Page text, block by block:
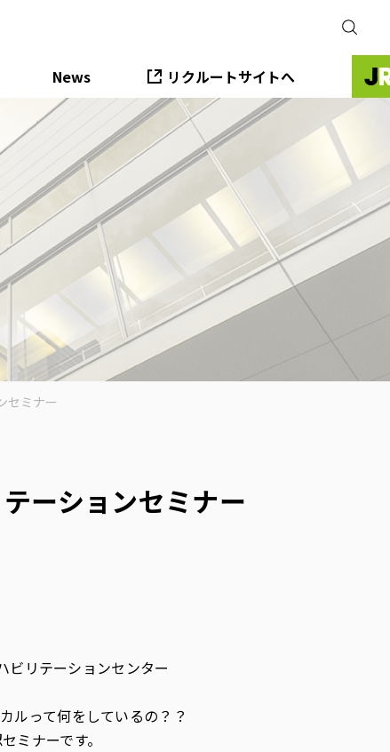
News リクルートサイトへ
セミナー
ーションセミナー
リテーションセンター
ルって何をしているの？？
ミナーです。